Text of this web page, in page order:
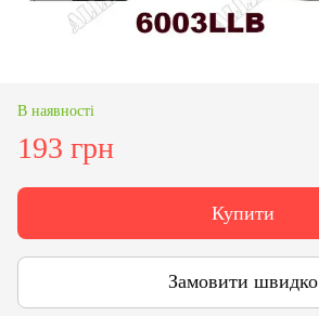
В наявності
193 грн
Купити
Замовити швидко